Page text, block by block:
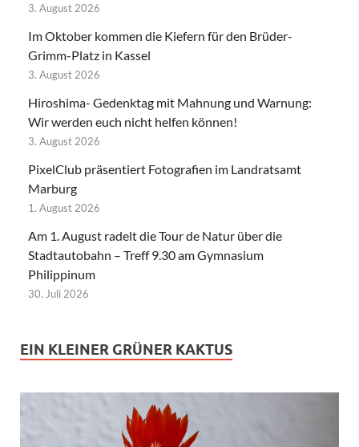
3. August 2026
Im Oktober kommen die Kiefern für den Brüder-
Grimm-Platz in Kassel
3. August 2026
Hiroshima- Gedenktag mit Mahnung und Warnung:
Wir werden euch nicht helfen können!
3. August 2026
PixelClub präsentiert Fotografien im Landratsamt
Marburg
1. August 2026
Am 1. August radelt die Tour de Natur über die
Stadtautobahn – Treff 9.30 am Gymnasium
Philippinum
30. Juli 2026
EIN KLEINER GRÜNER KAKTUS